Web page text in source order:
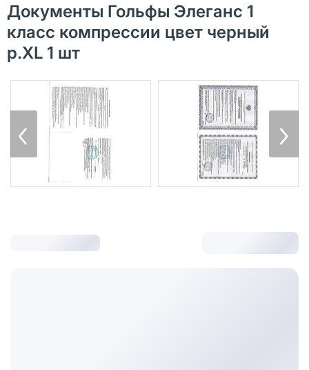
Документы Гольфы Элеганс 1
класс компрессии цвет черный
р.XL 1 шт